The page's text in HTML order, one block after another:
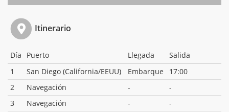
Itinerario
Día Puerto Llegada
Salida
1
San Diego (California/EEUU) Embarque
17:00
2
Navegación -
-
3
Navegación -
-